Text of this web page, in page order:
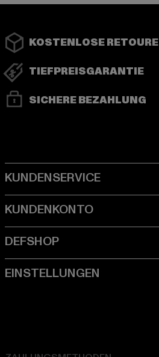
KOSTENLOSE RETOURE
TIEFPREISGARANTIE
SICHERE BEZAHLUNG